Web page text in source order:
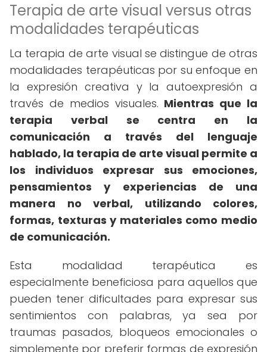
Terapia de arte visual versus otras
modalidades terapéuticas
La terapia de arte visual se distingue de otras
modalidades terapéuticas por su enfoque en
la expresión creativa y la autoexpresión a
través de medios visuales. Mientras que la
terapia verbal se centra en la
comunicación a través del lenguaje
hablado, la terapia de arte visual permite a
los individuos expresar sus emociones,
pensamientos y experiencias de una
manera no verbal, utilizando colores,
formas, texturas y materiales como medio
de comunicación.
Esta modalidad terapéutica es
especialmente beneficiosa para aquellos que
pueden tener dificultades para expresar sus
sentimientos con palabras, ya sea por
traumas pasados, bloqueos emocionales o
simplemente por preferir formas de expresión